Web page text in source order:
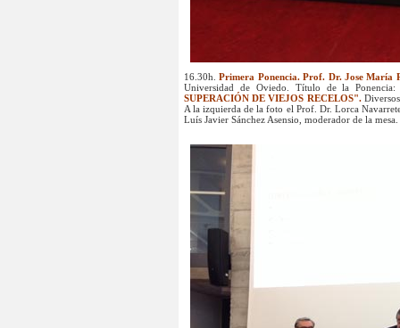
16.30h.Primera Ponencia.Prof. Dr. Jose María
Universidad de Oviedo. Título de la
SUPERACIÓN DE VIEJOS RECELOS".
A la izquierda de la foto el Prof. Dr. Lorca
Luís Javier Sánchez Asensio, moderador de la mesa.